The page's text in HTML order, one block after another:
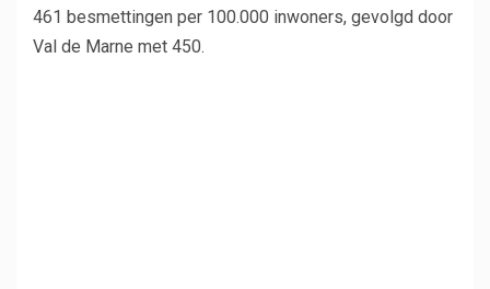
461 besmettingen per 100.000 inwoners, gevolgd door
Val de Marne met 450.